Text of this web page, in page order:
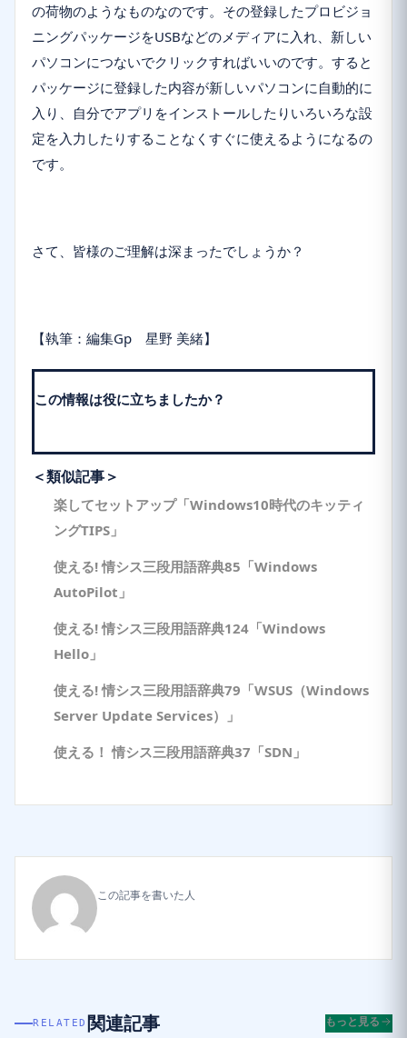
の荷物のようなものなのです。その登録したプロビジョ
ニングパッケージをUSBなどのメディアに入れ、新しい
パソコンにつないでクリックすればいいのです。すると
パッケージに登録した内容が新しいパソコンに自動的に
入り、自分でアプリをインストールしたりいろいろな設
定を入力したりすることなくすぐに使えるようになるの
です。
さて、皆様のご理解は深まったでしょうか？
【執筆：編集Gp 星野 美緒】
この情報は役に立ちましたか？
＜類似記事＞
楽してセットアップ「Windows10時代のキッティ
ングTIPS」
使える! 情シス三段用語辞典85「Windows
AutoPilot」
使える! 情シス三段用語辞典124「Windows
Hello」
使える! 情シス三段用語辞典79「WSUS（Windows
Server Update Services）」
使える！ 情シス三段用語辞典37「SDN」
この記事を書いた人
RELATED 関連記事 もっと見る